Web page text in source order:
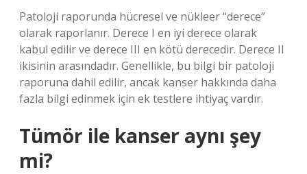
Patoloji raporunda hücresel ve nükleer “derece”
olarak raporlanır. Derece I en iyi derece olarak
kabul edilir ve derece III en kötü derecedir. Derece II
ikisinin arasındadır. Genellikle, bu bilgi bir patoloji
raporuna dahil edilir, ancak kanser hakkında daha
fazla bilgi edinmek için ek testlere ihtiyaç vardır.
Tümör ile kanser aynı şey
mi?